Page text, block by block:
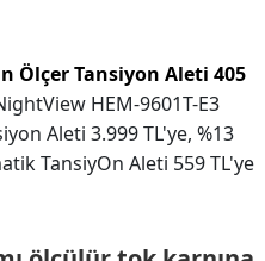
Ölçer Tansiyon Aleti 405
HEM-9601T-E3
Aleti 3.999 TL'ye, %13
TansiyOn Aleti 559 TL'ye